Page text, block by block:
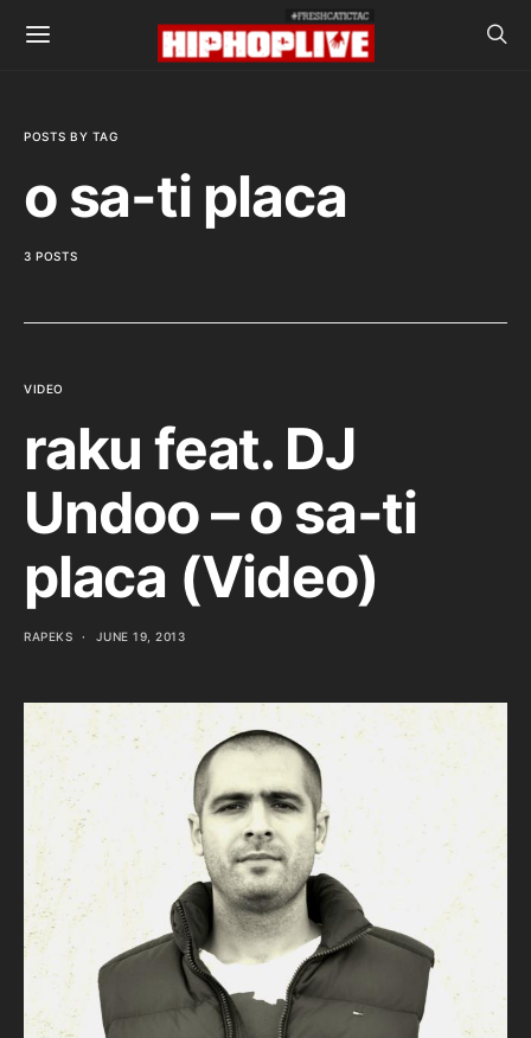
POSTS BY TAG
o sa-ti placa
3 POSTS
VIDEO
raku feat. DJ
Undoo – o sa-ti
placa (Video)
RAPEKS JUNE 19, 2013